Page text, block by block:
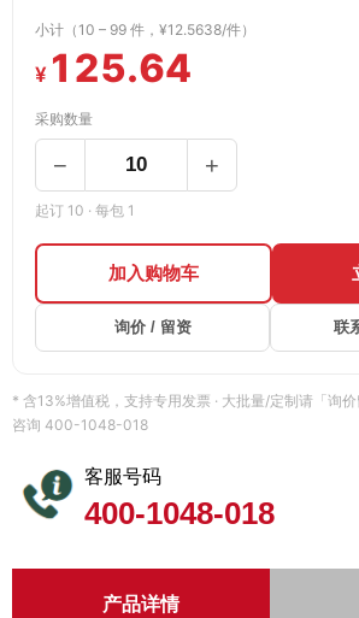
采购数量
− +
起订 10 · 每包 1
小计（10 – 99 件，¥12.5638/件）
¥ 125.64
加入购物车
询价 / 留资 联
* 含13%增值税，支持专用发票 · 大批量/定制请「询
咨询 400-1048-018
客服号码
400-1048-018
产品详情